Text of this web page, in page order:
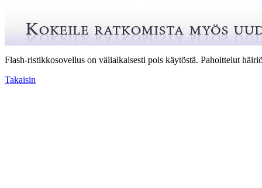
Flash-ristikkosovellus on väliaikaisesti pois käytöstä. Pahoittelut
Takaisin